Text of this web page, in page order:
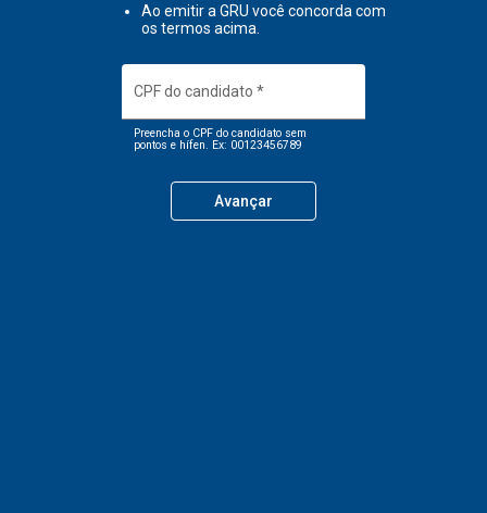
Ao emitir a GRU você concorda com
os termos acima.
CPF do candidato *
Preencha o CPF do candidato sem
pontos e hífen. Ex: 00123456789
Avançar